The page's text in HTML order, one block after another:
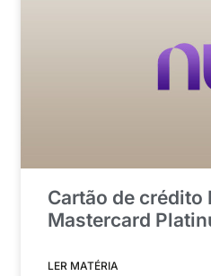
Cartão de crédito
Mastercard
LER MATÉRIA